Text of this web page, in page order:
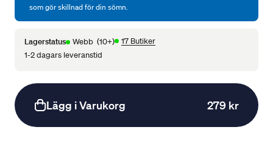
som gör skillnad för din sömn.
Lagerstatus Webb (10+)
17 Butiker
1-2 dagars leveranstid
Lägg i Varukorg 279 kr